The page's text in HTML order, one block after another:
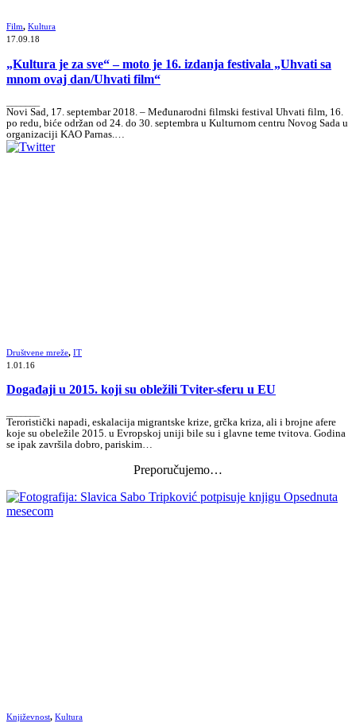
Film, Kultura
17.09.18
„Kultura je za sve“ – moto je 16. izdanja festivala „Uhvati sa
mnom ovaj dan/Uhvati film“
Novi Sad, 17. septembar 2018. – Međunarodni filmski festival Uhvati film, 16.
po redu, biće održan od 24. do 30. septembra u Kulturnom centru Novog Sada u
organizaciji KAO Parnas.…
Društvene mreže, IT
1.01.16
Događaji u 2015. koji su obležili Tviter-sferu u EU
Teroristički napadi, eskalacija migrantske krize, grčka kriza, ali i brojne afere
koje su obeležile 2015. u Evropskoj uniji bile su i glavne teme tvitova. Godina
se ipak završila dobro, pariskim…
Preporučujemo…
Književnost, Kultura